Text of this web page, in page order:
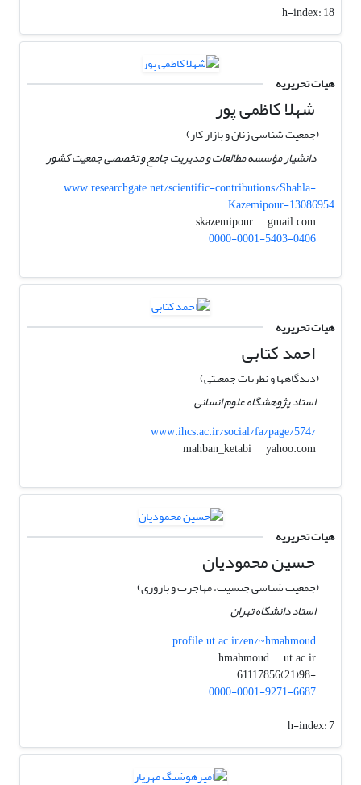
h-index:18
هیات تحریریه
شهلا کاظمی پور
(جمعیت شناسی زنان و بازار کار)
دانشیار مؤسسه مطالعات و مدیریت جامع و تخصصی جمعیت کشور
www.researchgate.net/scientific-contributions/Shahla-
Kazemipour-13086954
skazemipour
gmail.com
0000-0001-5403-0406
هیات تحریریه
احمد کتابی
(دیدگاهها و نظریات جمعیتی)
استاد پژوهشگاه علوم انسانی
www.ihcs.ac.ir/social/fa/page/574/
mahban_ketabi
yahoo.com
هیات تحریریه
حسین محمودیان
(جمعیت شناسی جنسیت، مهاجرت و باروری)
استاد دانشگاه تهران
profile.ut.ac.ir/en/~hmahmoud
hmahmoud
ut.ac.ir
+98(21)61117856
0000-0001-9271-6687
h-index:7